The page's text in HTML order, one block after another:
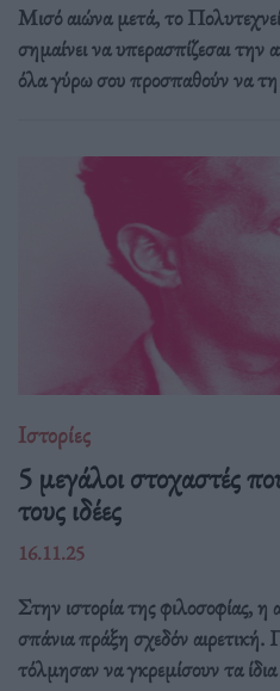
Μισό αιώνα μετά, το
σημαίνει να υπερασπίζεσαι την
όλα γύρω σου προσπαθούν να
Ιστορίες
5 μεγάλοι στοχαστές
τους ιδέες
16.11.25
Στην ιστορία της φιλοσοφίας,
σπάνια πράξη σχεδόν αιρετική.
τόλμησαν να γκρεμίσουν τα